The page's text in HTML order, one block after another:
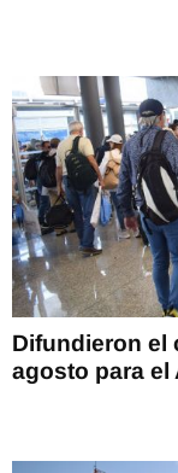
Difundieron el
agosto para el